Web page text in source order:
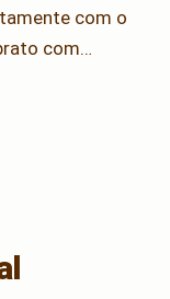
com o
com…